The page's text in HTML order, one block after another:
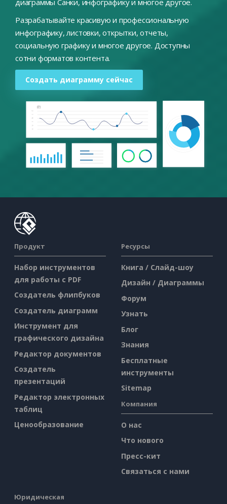
Разрабатывайте красивую и профессиональную
инфографику, листовки, открытки, отчеты,
социальную графику и многое другое. Доступны
сотни форматов контента.
Создать диаграмму сейчас
Продукт
Набор инструментов
для работы с PDF
Создатель флипбуков
Создатель диаграмм
Инструмент для
графического дизайна
Редактор документов
Создатель
презентаций
Редактор электронных
таблиц
Ценообразование
Ресурсы
Книга / Слайд-шоу
Дизайн / Диаграммы
Форум
Узнать
Блог
Знания
Бесплатные
инструменты
Sitemap
Компания
О нас
Что нового
Пресс-кит
Связаться с нами
Юридическая